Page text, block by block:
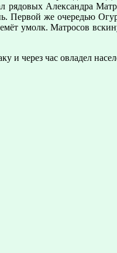
рядовых Александра
Первой же очередью
умолк. Матросов
и через час овладел